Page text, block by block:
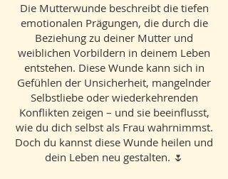
Die Mutterwunde beschreibt die tiefen
emotionalen Prägungen, die durch die
Beziehung zu deiner Mutter und
weiblichen Vorbildern in deinem Leben
entstehen. Diese Wunde kann sich in
Gefühlen der Unsicherheit, mangelnder
Selbstliebe oder wiederkehrenden
Konflikten zeigen – und sie beeinflusst,
wie du dich selbst als Frau wahrnimmst.
Doch du kannst diese Wunde heilen und
dein Leben neu gestalten. 🌷